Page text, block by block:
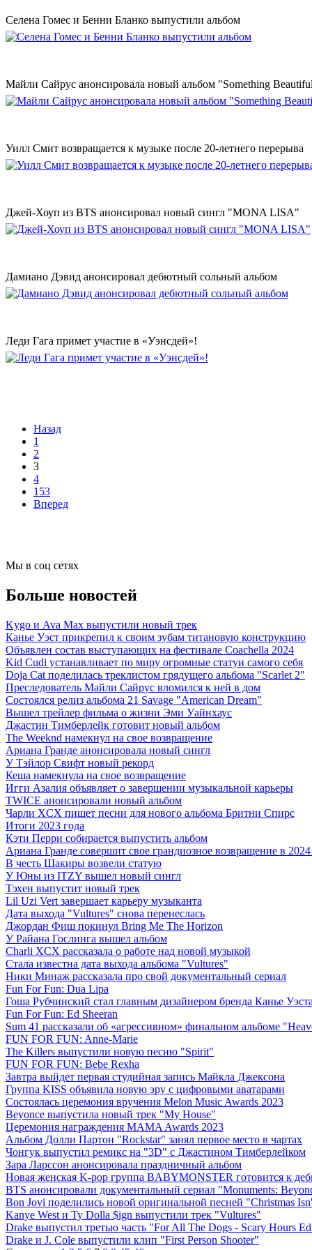
Селена Гомес и Бенни Бланко выпустили альбом
Майли Сайрус анонсировала новый альбом "Something
Уилл Смит возвращается к музыке после 20-летнего перерыва
Джей-Хоуп из BTS анонсировал новый сингл "MONA LISA"
Дамиано Дэвид анонсировал дебютный сольный альбом
Леди Гага примет участие в «Уэнсдей»!
Назад
1
2
3
4
153
Вперед
Мы в соц сетях
Больше новостей
Kygo и Ava Max выпустили новый трек
Канье Уэст прикрепил к своим зубам титановую конструкцию
Объявлен состав выступающих на фестивале Coachella 2024
Kid Cudi устанавливает по миру огромные статуи самого себя
Doja Cat поделилась треклистом грядущего альбома "Scarlet 2"
Преследователь Майли Сайрус вломился к ней в дом
Состоялся релиз альбома 21 Savage "American Dream"
Вышел трейлер фильма о жизни Эми Уайнхаус
Джастин Тимберлейк готовит новый альбом
The Weeknd намекнул на свое возвращение
Ариана Гранде анонсировала новый сингл
У Тэйлор Свифт новый рекорд
Кеша намекнула на свое возвращение
Игги Азалия объявляет о завершении музыкальной карьеры
TWICE анонсировали новый альбом
Чарли XCX пишет песни для нового альбома Бритни Спирс
Итоги 2023 года
Кэти Перри собирается выпустить альбом
Ариана Гранде совершит свое грандиозное возвращение в
В честь Шакиры возвели статую
У Юны из ITZY вышел новый сингл
Тэхен выпустит новый трек
Lil Uzi Vert завершает карьеру музыканта
Дата выхода "Vultures" снова перенеслась
Джордан Фиш покинул Bring Me The Horizon
У Райана Гослинга вышел альбом
Charli XCX рассказала о работе над новой музыкой
Стала известна дата выхода альбома "Vultures"
Ники Минаж рассказала про свой документальный сериал
Fun For Fun: Dua Lipa
Гоша Рубчинский стал главным дизайнером бренда Канье
Fun For Fun: Ed Sheeran
Sum 41 рассказали об «агрессивном» финальном альбоме
FUN FOR FUN: Anne-Marie
The Killers выпустили новую песню "Spirit"
FUN FOR FUN: Bebe Rexha
Завтра выйдет первая студийная запись Майкла Джексона
Группа KISS объявила новую эру с цифровыми аватарами
Состоялась церемония вручения Melon Music Awards 2023
Beyonce выпустила новый трек "My House"
Церемония награждения MAMA Awards 2023
Альбом Долли Партон "Rockstar" занял первое место в чартах
Чонгук выпустил ремикс на "3D" с Джастином Тимберлейком
Зара Ларссон анонсировала праздничный альбом
Новая женская K-pop группа BABYMONSTER готовится к
BTS анонсировали документальный сериал "Monuments:
Bon Jovi поделились новой оригинальной песней "Christmas
Kanye West и Ty Dolla $ign выпустили трек "Vultures"
Drake выпустил третью часть "For All The Dogs - Scary Hours
Drake и J. Cole выпустили клип "First Person Shooter"